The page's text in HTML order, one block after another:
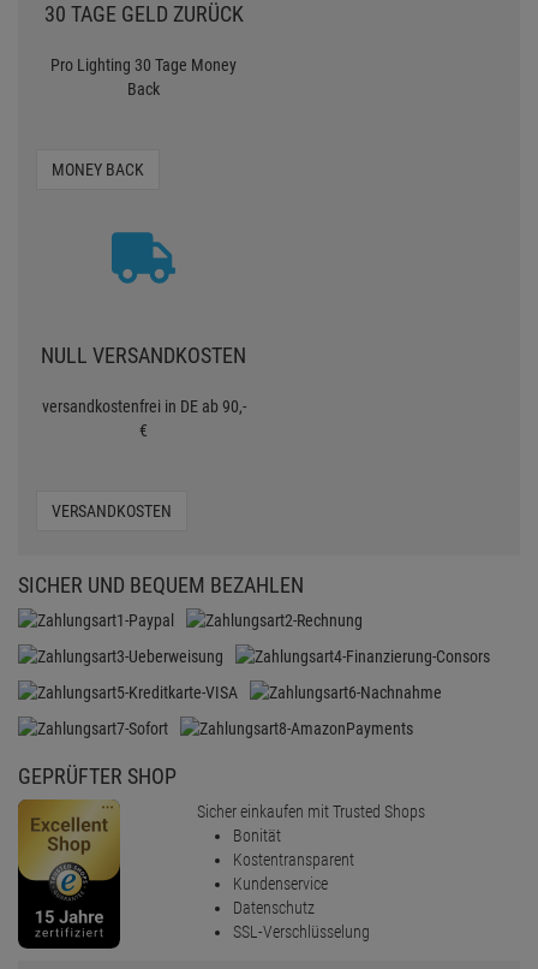
30 TAGE GELD ZURÜCK
Pro Lighting 30 Tage Money
Back
MONEY BACK
NULL VERSANDKOSTEN
versandkostenfrei in DE ab 90,-
€
VERSANDKOSTEN
SICHER UND BEQUEM BEZAHLEN
GEPRÜFTER SHOP
Sicher einkaufen mit Trusted Shops
Bonität
Kostentransparent
Kundenservice
Datenschutz
SSL-Verschlüsselung